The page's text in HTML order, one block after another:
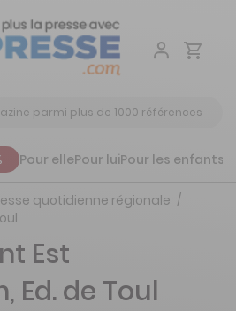
Aller
Pour ellePour luiPour les enfants
quotidienne régionale
Est
Ed. de Toul